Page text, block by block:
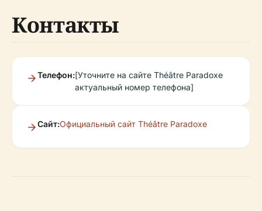
Контакты
Телефон:[Уточните на сайте Théâtre Paradoxe
актуальный номер телефона]
Сайт:Официальный сайт Théâtre Paradoxe